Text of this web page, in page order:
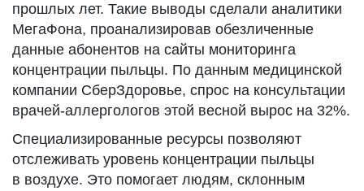
прошлых лет. Такие выводы сделали аналитики
МегаФона, проанализировав обезличенные
данные абонентов на сайты мониторинга
концентрации пыльцы. По данным медицинской
компании СберЗдоровье, спрос на консультации
врачей-аллергологов этой весной вырос на 32%.
Специализированные ресурсы позволяют
отслеживать уровень концентрации пыльцы
в воздухе. Это помогает людям, склонным